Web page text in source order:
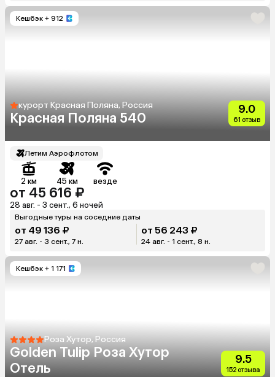
Кешбэк + 912
курорт Красная Поляна, Россия
Красная Поляна 540
9.0
61 отзыв
Летим Аэрофлотом
2 км 45 км везде
от 45 616 ₽
28 авг. - 3 сент., 6 ночей
Выгодные туры на соседние даты
от 49 136 ₽
27 авг. - 3 сент., 7 н.
от 56 243 ₽
24 авг. - 1 сент., 8 н.
Кешбэк + 1 171
Роза Хутор, Россия
Golden Tulip Роза Хутор
Отель
9.5
152 отзыва